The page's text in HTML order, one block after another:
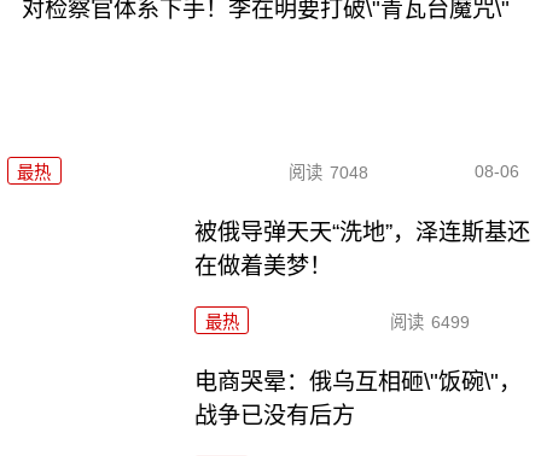
对检察官体系下手！李在明要打破\"青瓦台魔咒\"
最热 阅读 7048 08-06
被俄导弹天天“洗地”，泽连斯基还
在做着美梦！
最热 阅读 6499
电商哭晕：俄乌互相砸\"饭碗\"，
战争已没有后方